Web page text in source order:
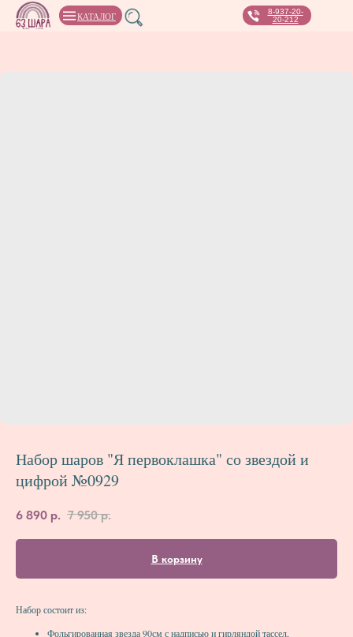
8-937-20-
20-212
КАТАЛОГ
Набор шаров "Я первоклашка" со звездой и
цифрой №0929
6 890 р. 7 950 р.
В корзину
Набор состоит из:
Фольгированная звезда 90см с надписью и гирляндой тассел,